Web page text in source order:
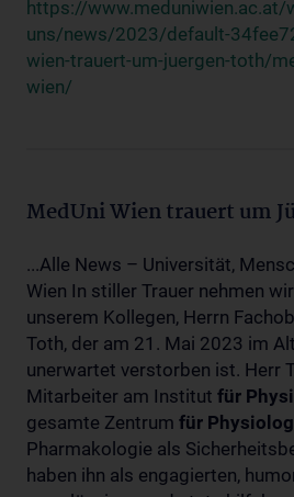
https://www.meduniwien.ac.at/
uns/news/2023/default-
wien-trauert-um-juergen-toth/
wien/
MedUni Wien trauert um
...Alle News – Universität,
Wien In stiller Trauer nehmen
unserem Kollegen, Herrn
Toth, der am 21. Mai 2023 im
unerwartet verstorben ist. Herr
Mitarbeiter am Institut für
gesamte Zentrum für
Pharmakologie als
haben ihn als engagierten,